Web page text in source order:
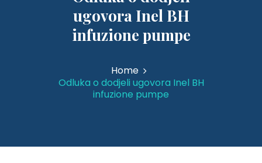
ugovora Inel BH
infuzione pumpe
Home
Odluka o dodjeli ugovora Inel BH
infuzione pumpe